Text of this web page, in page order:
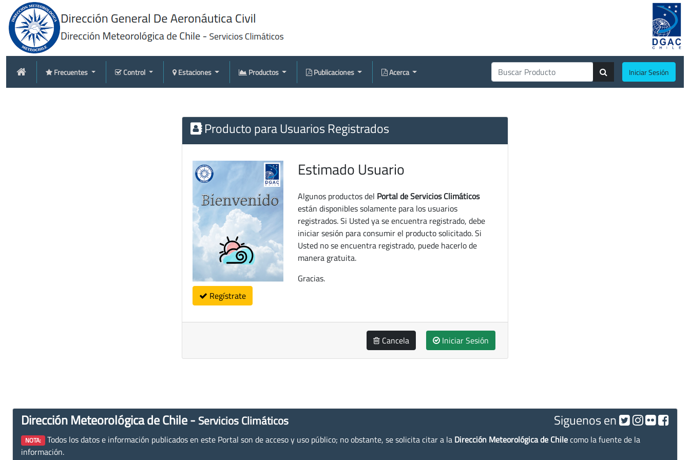
Frecuentes Control Estaciones Productos Publicaciones Acerca Iniciar Sesión
Producto para Usuarios Registrados
Regístrate
Estimado Usuario
Algunos productos del Portal de Servicios Climáticos
están disponibles solamente para los usuarios
registrados. Si Usted ya se encuentra registrado, debe
iniciar sesión para consumir el producto solicitado. Si
Usted no se encuentra registrado, puede hacerlo de
manera gratuita.
Gracias.
Cancela Iniciar Sesión
Dirección Meteorológica de Chile - Servicios Climáticos Siguenos en
NOTA: Todos los datos e información publicados en este Portal son de acceso y uso público; no obstante, se solicita citar a la Dirección Meteorológica de Chilecomo la fuente de la
información.